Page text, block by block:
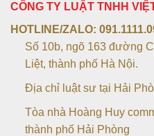
CÔNG TY LUẬT TNHH
HOTLINE/ZALO:
Số 10b, ngõ 163 đường
Liệt, thành phố Hà Nội.
Địa chỉ luật sư tại Hải
Tòa nhà Hoàng Huy
thành phố Hải Phòng